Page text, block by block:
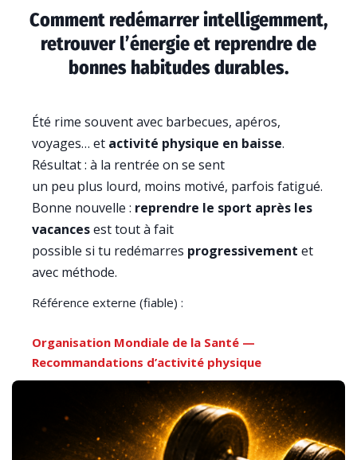
Comment redémarrer intelligemment,
retrouver l’énergie et reprendre de
bonnes habitudes durables.
Été rime souvent avec barbecues, apéros,
voyages… et activité physique en baisse.
Résultat : à la rentrée on se sent
un peu plus lourd, moins motivé, parfois fatigué.
Bonne nouvelle : reprendre le sport après les
vacancesest tout à fait
possible si tu redémarres progressivement et
avec méthode.
Référence externe (fiable) :
Organisation Mondiale de la Santé —
Recommandations d’activité physique